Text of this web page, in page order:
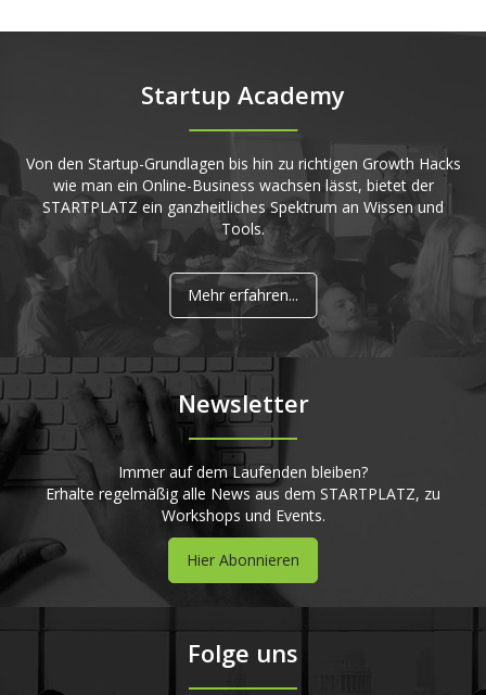
Startup Academy
Von den Startup-Grundlagen bis hin zu richtigen Growth Hacks
wie man ein Online-Business wachsen lässt, bietet der
STARTPLATZ ein ganzheitliches Spektrum an Wissen und
Tools.
Mehr erfahren...
Newsletter
Immer auf dem Laufenden bleiben?
Erhalte regelmäßig alle News aus dem STARTPLATZ, zu
Workshops und Events.
Hier Abonnieren
Folge uns